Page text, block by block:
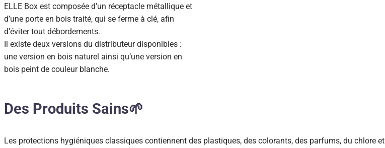
ELLE Box est composée d’un réceptacle métallique et
d’une porte en bois traité, qui se ferme à clé, afin
d’éviter tout débordements.
Il existe deux versions du distributeur disponibles :
une version en bois naturel ainsi qu’une version en
bois peint de couleur blanche.
Des Produits Sains🌱
Les protections hygiéniques classiques contiennent des plastiques, des colorants, des parfums, du chlore et